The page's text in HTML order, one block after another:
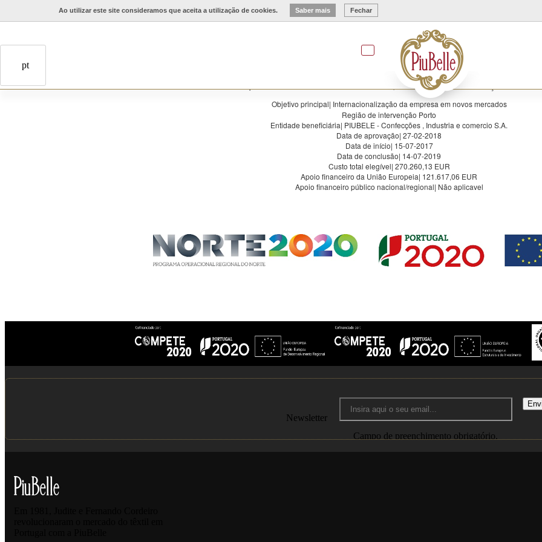
Ao utilizar este site consideramos que aceita a utilização de cookies. Saber mais Fechar
pt
Projeto N.º: POCI-02-0752-FEDER-034900
Apoio no âmbito do Sistema de Incentivo SI Qualificação e Internacionalização das PME
Objetivo principal| Internacionalização da empresa em novos mercados
Região de intervenção Porto
Entidade beneficiária| PIUBELE - Confecções , Industria e comercio S.A.
Data de aprovação| 27-02-2018
Data de início| 15-07-2017
Data de conclusão| 14-07-2019
Custo total elegível| 270.260,13 EUR
Apoio financeiro da União Europeia| 121.617,06 EUR
Apoio financeiro público nacional/regional| Não aplicavel
Newsletter
Campo de preenchimento obrigatório.